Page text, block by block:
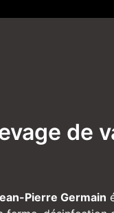
de
Pierre Germain